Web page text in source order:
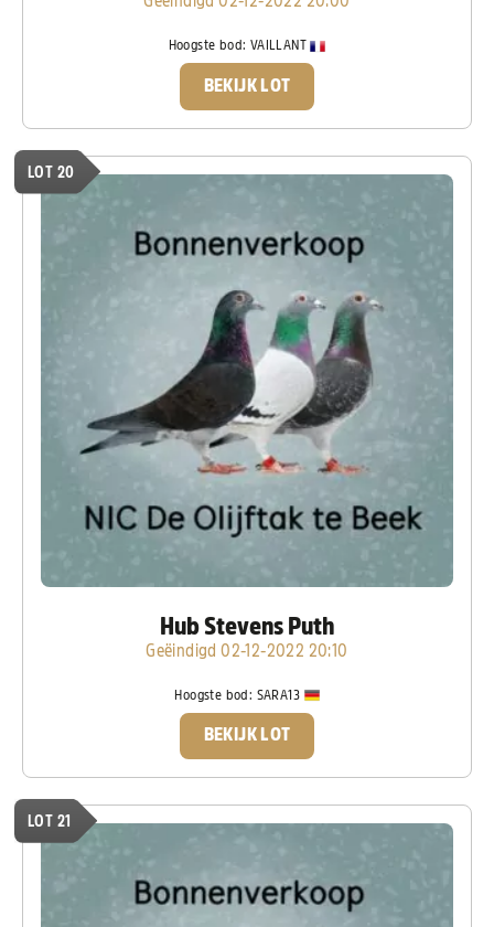
Hoogste bod: VAILLANT
BEKIJK LOT
LOT 20
Hub Stevens Puth
Geëindigd 02-12-2022 20:10
Hoogste bod: SARA13
BEKIJK LOT
LOT 21